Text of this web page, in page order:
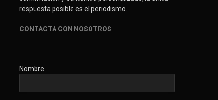
respuesta posible es el periodismo.
CONTACTA CON NOSOTROS.
Nombre